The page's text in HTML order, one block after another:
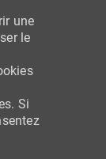
une
le
Si